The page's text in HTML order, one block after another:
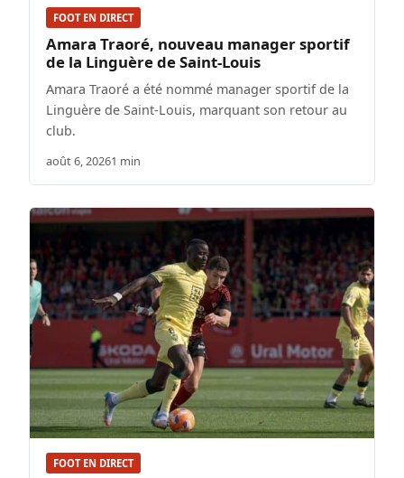
FOOT EN DIRECT
Amara Traoré, nouveau manager sportif
de la Linguère de Saint-Louis
Amara Traoré a été nommé manager sportif de la
Linguère de Saint-Louis, marquant son retour au
club.
août 6, 20261 min
FOOT EN DIRECT